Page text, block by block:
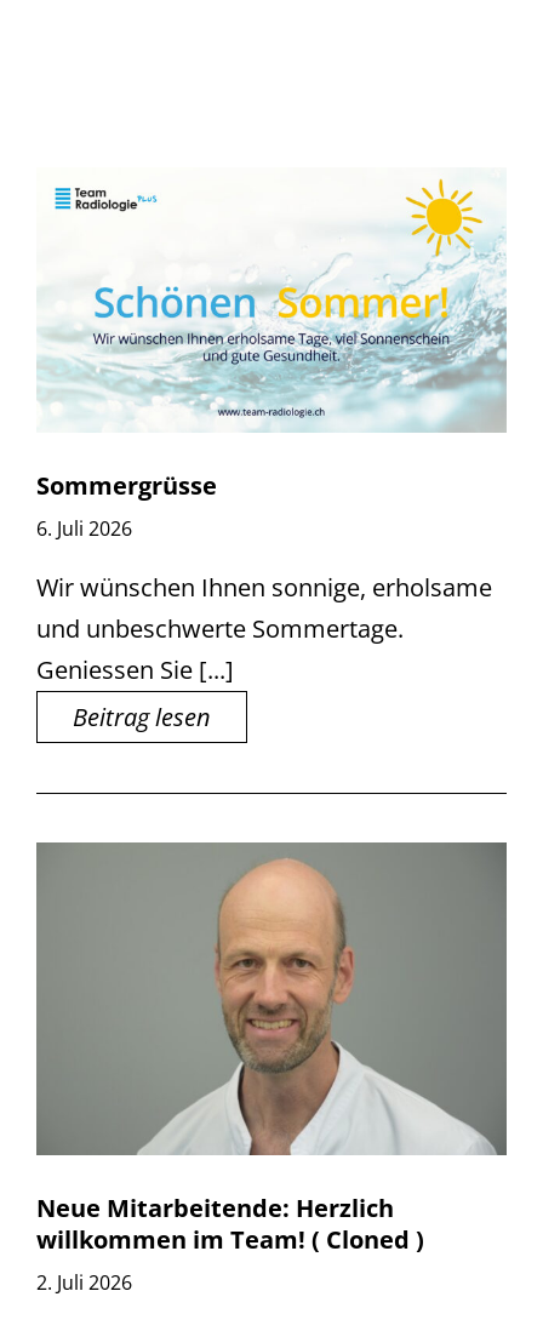
Sommergrüsse
6. Juli 2026
Wir wünschen Ihnen sonnige, erholsame
und unbeschwerte Sommertage.
Geniessen Sie [...]
Beitrag lesen
Neue Mitarbeitende: Herzlich
willkommen im Team! ( Cloned )
2. Juli 2026